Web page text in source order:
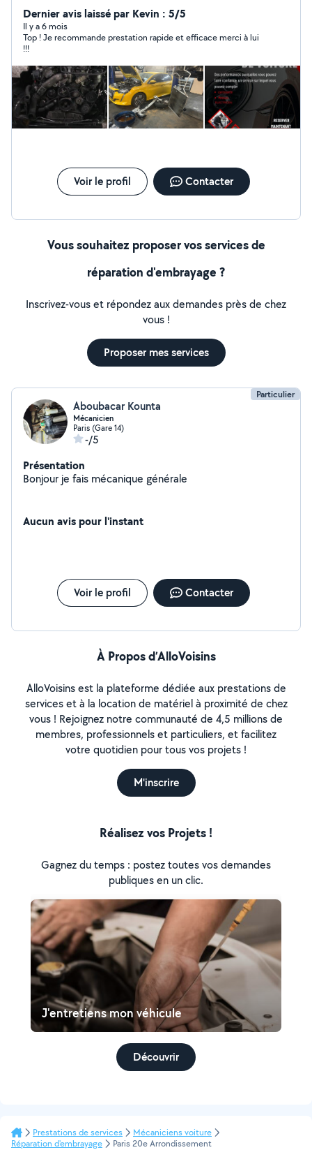
Dernier avis laissé par Kevin : 5/5
Il y a 6 mois
Top ! Je recommande prestation rapide et efficace merci à lui
!!!
Voir le profil Contacter
Vous souhaitez proposer vos services de
réparation d'embrayage ?
Inscrivez-vous et répondez aux demandes près de chez
vous !
Proposer mes services
Particulier
Aboubacar Kounta
Mécanicien
Paris (Gare 14)
-/5
Présentation
Bonjour je fais mécanique générale
Aucun avis pour l'instant
Voir le profil Contacter
À Propos d’AlloVoisins
AlloVoisins est la plateforme dédiée aux prestations de
services et à la location de matériel à proximité de chez
vous ! Rejoignez notre communauté de 4,5 millions de
membres, professionnels et particuliers, et facilitez
votre quotidien pour tous vos projets !
M'inscrire
Réalisez vos Projets !
Gagnez du temps : postez toutes vos demandes
publiques en un clic.
J'entretiens mon véhicule
Découvrir
Prestations de services
Mécaniciens voiture
Réparation d'embrayage
Paris 20e Arrondissement